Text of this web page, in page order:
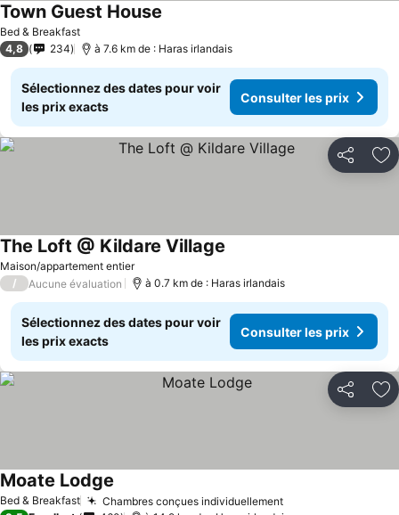
Bed & Breakfast
Town Guest House
4,8 234 à 7.6 km de : Haras irlandais
Sélectionnez des dates pour voir
les prix exacts
Consulter les prix
Partager
Maison/appartement entier
The Loft @ Kildare Village
/ Aucune évaluation à 0.7 km de : Haras irlandais
Sélectionnez des dates pour voir
les prix exacts
Consulter les prix
Partager
Bed & Breakfast Chambres conçues individuellement
Moate Lodge